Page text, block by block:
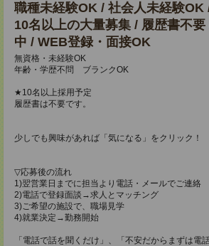
職種未経験OK / 社会人未経験OK
10名以上の大量募集 / 履歴書不
中 / WEB登録・面接OK
無資格・未経験OK
年齢・学歴不問 ブランクOK
★10名以上採用予定
履歴書は不要です。
少しでも興味があれば「気になる」をクリック！
▽応募後の流れ
1)翌営業日までに担当より電話・メールでご連絡
2)電話で登録面談→求人とマッチング
3)ご希望の施設で、職場見学
4)就業決定→勤務開始
「電話で話を聞くだけ」、「不安だからまずは電